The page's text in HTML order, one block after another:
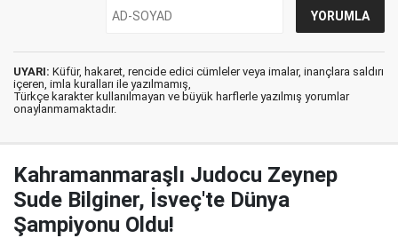
UYARI: Küfür, hakaret, rencide edici cümleler veya imalar, inançlara saldırı
içeren, imla kuralları ile yazılmamış,
Türkçe karakter kullanılmayan ve büyük harflerle yazılmış yorumlar
onaylanmamaktadır.
Kahramanmaraşlı Judocu Zeynep
Sude Bilginer, İsveç'te Dünya
Şampiyonu Oldu!